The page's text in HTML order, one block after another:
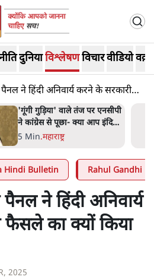
दुनियाविश्लेषणविचारवीडियो
पैनल ने हिंदी अनिवार्य करने के सरकारी
विरोध
संसदीय समिति-मेटा की बैठकः
मार्क ज़करबर्ग ने भारत सरकार से
माफी मांगी
5 Min.देश
Hindi Bulletin Rahul Gandhi
पैनल ने हिंदी अनिवार्य
का क्यों किया
2025